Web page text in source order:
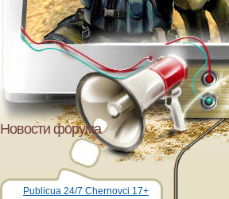
Новости форума
Publicua 24/7 Chernovci 17+